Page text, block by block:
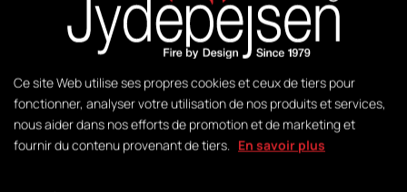
50-140
Poids:
281 kg
Ce site Web utilise ses propres cookies et ceux de tiers pour
fonctionner, analyser votre utilisation de nos produits et services,
nous aider dans nos efforts de promotion et de marketing et
fournir du contenu provenant de tiers. En savoir plus